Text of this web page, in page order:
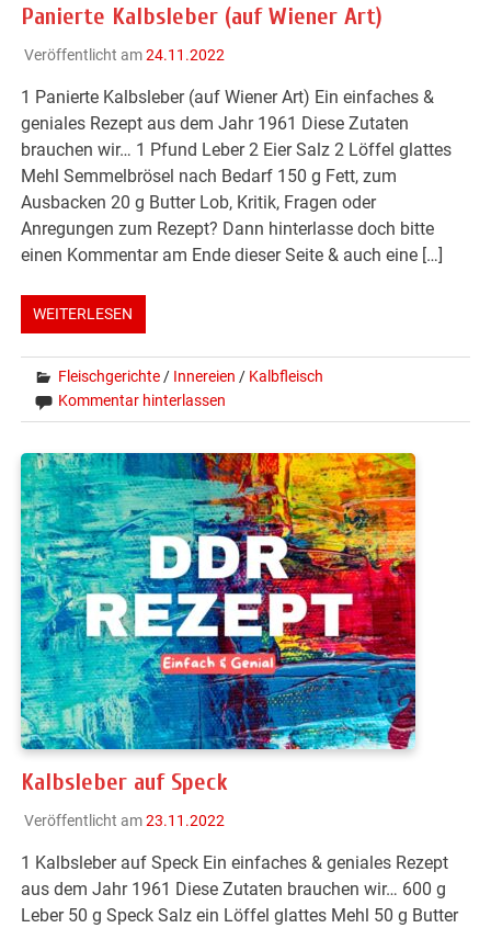
Panierte Kalbsleber (auf Wiener Art)
Veröffentlicht am24.11.2022
1 Panierte Kalbsleber (auf Wiener Art) Ein einfaches &
geniales Rezept aus dem Jahr 1961 Diese Zutaten
brauchen wir… 1 Pfund Leber 2 Eier Salz 2 Löffel glattes
Mehl Semmelbrösel nach Bedarf 150 g Fett, zum
Ausbacken 20 g Butter Lob, Kritik, Fragen oder
Anregungen zum Rezept? Dann hinterlasse doch bitte
einen Kommentar am Ende dieser Seite & auch eine […]
WEITERLESEN
Fleischgerichte / Innereien / Kalbfleisch
Kommentar hinterlassen
Kalbsleber auf Speck
Veröffentlicht am23.11.2022
1 Kalbsleber auf Speck Ein einfaches & geniales Rezept
aus dem Jahr 1961 Diese Zutaten brauchen wir… 600 g
Leber 50 g Speck Salz ein Löffel glattes Mehl 50 g Butter